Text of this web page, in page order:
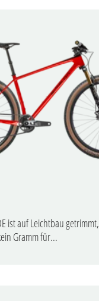
ist auf Leichtbau getrimmt,
Gramm für...